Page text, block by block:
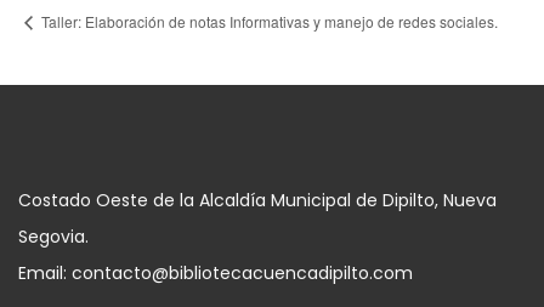
Taller: Elaboración de notas Informativas y manejo de redes sociales.
Costado Oeste de la Alcaldía Municipal de Dipilto, Nueva
Segovia.
Email: contacto@bibliotecacuencadipilto.com